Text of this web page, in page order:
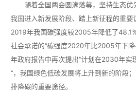
随着全国两会圆满落幕，坚持生态优
我国进入新发展阶段、踏上新征程的重要
2019年我国碳强度较2005年降低了
社会承诺的“碳强度2020年比2005年下
年政府报告中再次提出“计划在2030年实
“，我国绿色低碳发展将上升到新的阶段
排降碳的重要途径。